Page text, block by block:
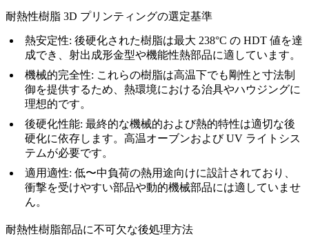
耐熱性樹脂 3D プリンティングの選定基準
熱安定性: 後硬化された樹脂は最大 238°C の HDT 値を達
成でき、射出成形金型や機能性熱部品に適しています。
機械的完全性: これらの樹脂は高温下でも剛性と寸法制
御を提供するため、熱環境における治具やハウジングに
理想的です。
後硬化性能: 最終的な機械的および熱的特性は適切な後
硬化に依存します。高温オーブンおよび UV ライトシス
テムが必要です。
適用適性: 低〜中負荷の熱用途向けに設計されており、
衝撃を受けやすい部品や動的機械部品には適していませ
ん。
耐熱性樹脂部品に不可欠な後処理方法